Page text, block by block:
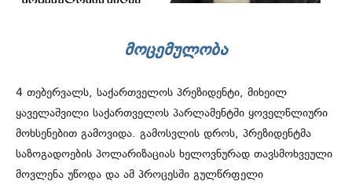
ᲛᲝᲪᲔᲛᲣᲚᲝᲑᲐ
4 თებერვალს, საქართველოს პრეზიდენტი, მიხეილ
ყაველაშვილი საქართველოს პარლამენტში ყოველწლიური
მოხსენებით გამოვიდა. გამოსვლის დროს, პრეზიდენტმა
საზოგადოების პოლარიზაციას ხელოვნურად თავსმოხვეული
მოვლენა უწოდა და ამ პროცესში გულწრფელი